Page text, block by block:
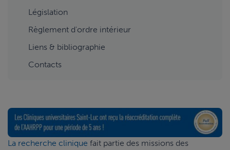
Législation
Règlement d'ordre intérieur
Liens & bibliographie
Contacts
La recherche clinique fait partie des missions des